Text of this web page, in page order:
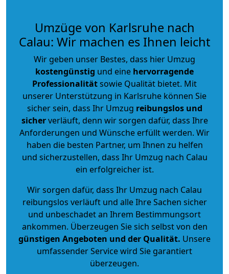
Umzüge von Karlsruhe nach
Calau: Wir machen es Ihnen leicht
Wir geben unser Bestes, dass hier Umzug
kostengünstig und eine hervorragende
Professionalitätsowie Qualität bietet. Mit
unserer Unterstützung in Karlsruhe können Sie
sicher sein, dass Ihr Umzug reibungslos und
sicherverläuft, denn wir sorgen dafür, dass Ihre
Anforderungen und Wünsche erfüllt werden. Wir
haben die besten Partner, um Ihnen zu helfen
und sicherzustellen, dass Ihr Umzug nach Calau
ein erfolgreicher ist.
Wir sorgen dafür, dass Ihr Umzug nach Calau
reibungslos verläuft und alle Ihre Sachen sicher
und unbeschadet an Ihrem Bestimmungsort
ankommen. Überzeugen Sie sich selbst von den
günstigen Angeboten und der Qualität. Unsere
umfassender Service wird Sie garantiert
überzeugen.